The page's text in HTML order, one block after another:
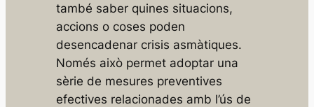
també saber quines situacions,
accions o coses poden
desencadenar crisis asmàtiques.
Només això permet adoptar una
sèrie de mesures preventives
efectives relacionades amb l’ús de